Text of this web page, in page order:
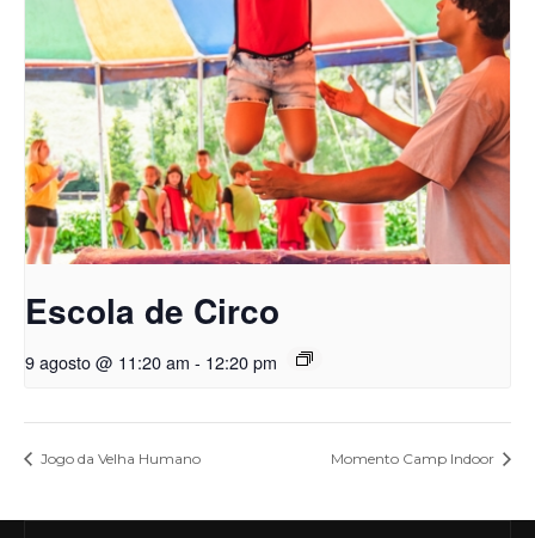
Escola de Circo
9 agosto @ 11:20 am - 12:20 pm
Jogo da Velha Humano Momento Camp Indoor